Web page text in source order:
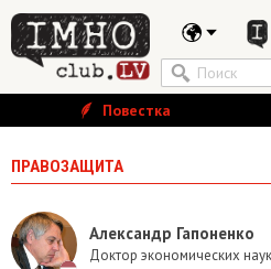
Повестка
ПРАВОЗАЩИТА
Александр Гапоненко
Доктор экономических наук